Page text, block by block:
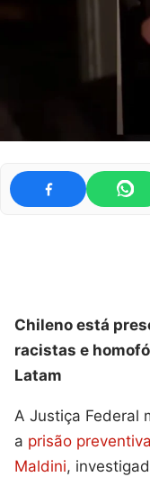
Chileno está
racistas e
Latam
A Justiça Federal
a prisão
Maldini,